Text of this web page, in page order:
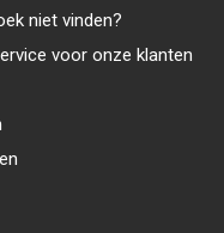
niet vinden?
voor onze klanten